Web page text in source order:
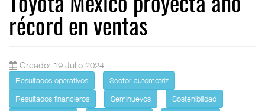
Toyota México proyecta año
récord en ventas
Creado: 19 Julio 2024
Resultados operativos
Sector automotriz
Resultados financieros
Seminuevos
Sostenibilidad